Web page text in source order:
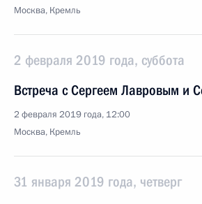
Москва, Кремль
2 февраля 2019 года, суббота
Встреча с Сергеем Лавровым и
2 февраля 2019 года, 12:00
Москва, Кремль
31 января 2019 года, четверг